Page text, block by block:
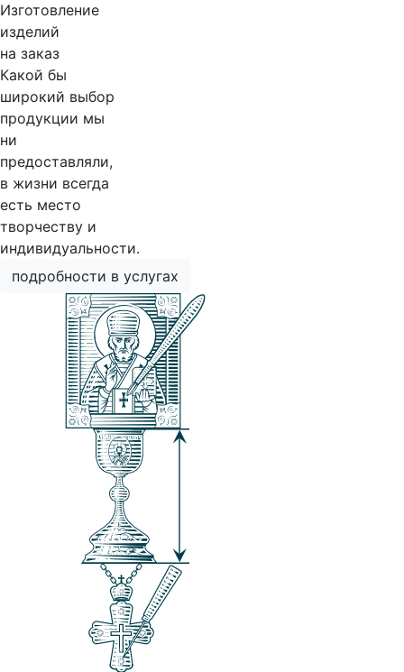
Изготовление
изделий
на заказ
Какой бы
широкий выбор
продукции мы
ни
предоставляли,
в жизни всегда
есть место
творчеству и
индивидуальности.
подробности в услугах